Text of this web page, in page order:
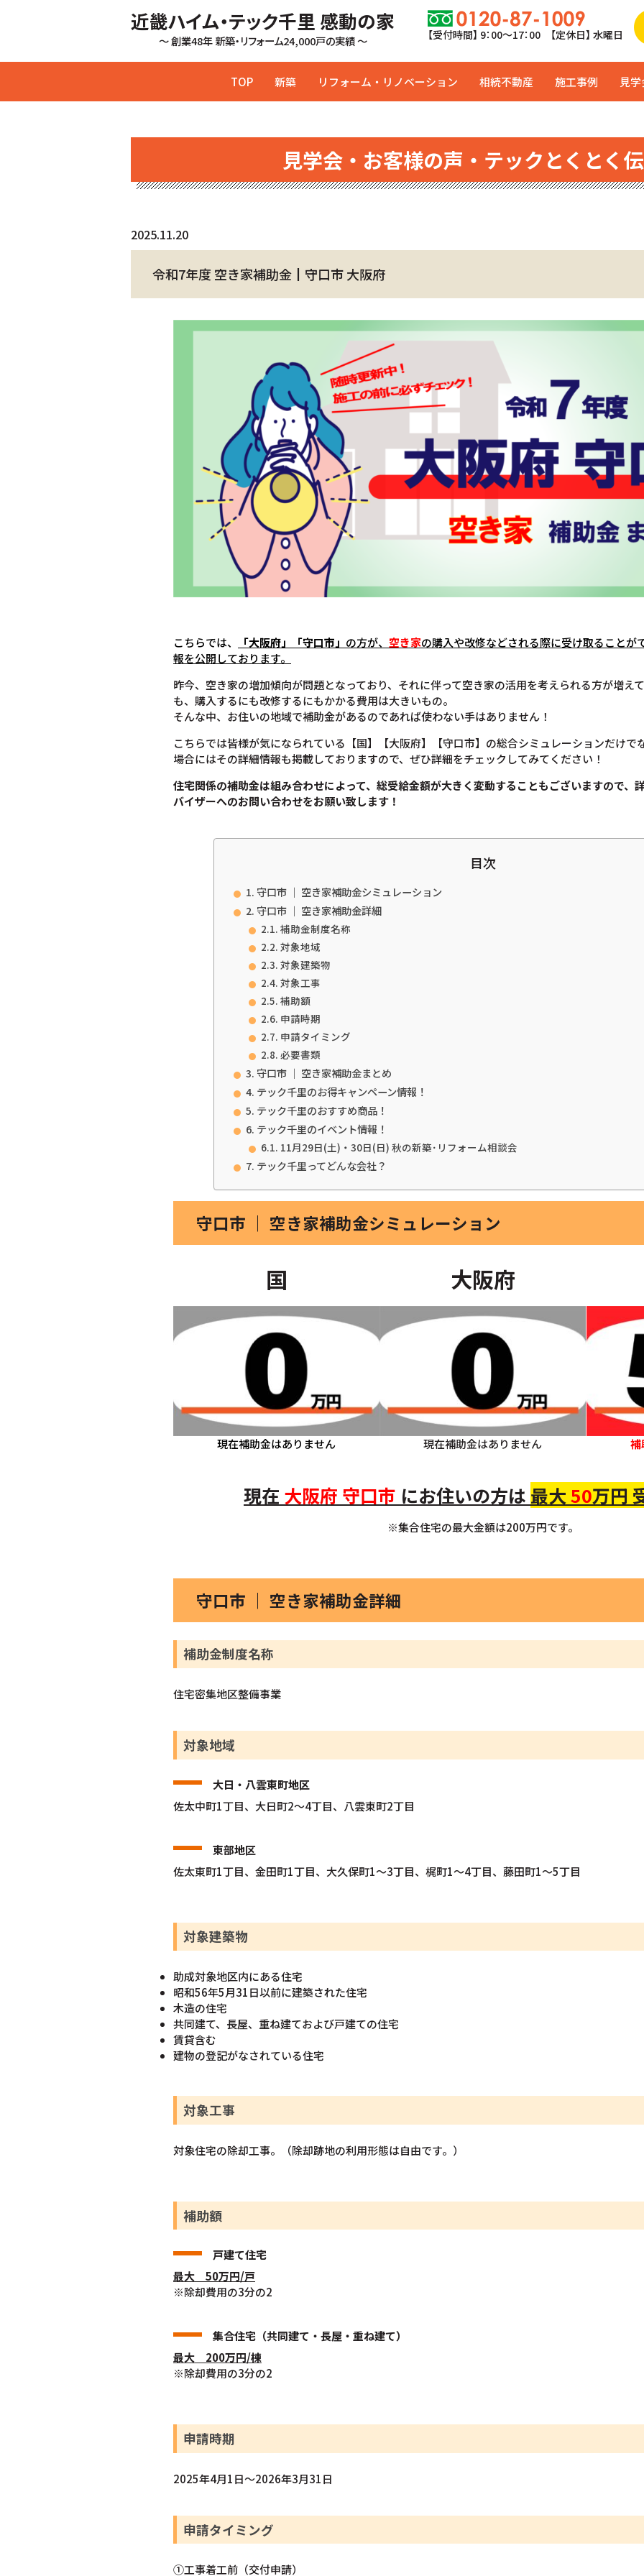
近畿ハイム・テック千里 感動の家
～ 創業48年 新築・リフォーム24,000戸の実績 ～ 【受付時間】 9：00〜17：00 【定休日】 水曜日
TOP 新築 リフォーム・リノベーション 相続不動産 施工事例 見
見学会・お客様の声・テックとくとく
2025.11.20
令和7年度 空き家補助金┃守口市 大阪府
こちらでは、 「大阪府」「守口市」 の方が、 空き家の購入や改修などされる際に受け取ることが
報を公開しております。
昨今、空き家の増加傾向が問題となっており、それに伴って空き家の活用を考えられる方が増え
も、購入するにも改修するにもかかる費用は大きいもの。
そんな中、お住いの地域で補助金があるのであれば使わない手はありません！
こちらでは皆様が気になられている【国】【大阪府】【守口市】の総合シミュレーションだけで
場合にはその詳細情報も掲載しておりますので、ぜひ詳細をチェックしてみてください！
住宅関係の補助金は組み合わせによって、総受給金額が大きく変動することもございますので、
バイザーへのお問い合わせをお願い致します！
目次
守口市 ｜ 空き家補助金シミュレーション
守口市 ｜ 空き家補助金詳細
補助金制度名称
対象地域
対象建築物
対象工事
補助額
申請時期
申請タイミング
必要書類
守口市 ｜ 空き家補助金まとめ
テック千里のお得キャンペーン情報！
テック千里のおすすめ商品！
テック千里のイベント情報！
11月29日(土)・30日(日) 秋の新築･リフォーム相談会
テック千里ってどんな会社？
守口市 ｜ 空き家補助金シミュレーション
国
現在補助金はありません
大阪府
現在補助金はありません 補
現在 大阪府 守口市 にお住いの方は 最大50万円
※集合住宅の最大金額は200万円です。
守口市 ｜ 空き家補助金詳細
補助金制度名称
住宅密集地区整備事業
対象地域
大日・八雲東町地区
佐太中町1丁目、大日町2～4丁目、八雲東町2丁目
東部地区
佐太東町1丁目、金田町1丁目、大久保町1～3丁目、梶町1～4丁目、藤田町1～5丁目
対象建築物
助成対象地区内にある住宅
昭和56年5月31日以前に建築された住宅
木造の住宅
共同建て、長屋、重ね建ておよび戸建ての住宅
賃貸含む
建物の登記がなされている住宅
対象工事
対象住宅の除却工事。（除却跡地の利用形態は自由です。）
補助額
戸建て住宅
最大 50万円/戸
※除却費用の3分の2
集合住宅（共同建て・長屋・重ね建て）
最大 200万円/棟
※除却費用の3分の2
申請時期
2025年4月1日～2026年3月31日
申請タイミング
①工事着工前（交付申請）